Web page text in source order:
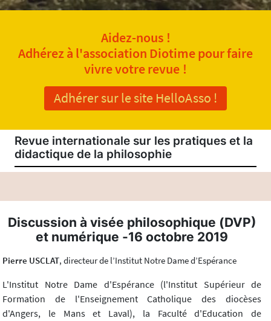
Aidez-nous !
Adhérez à l'association Diotime pour faire
vivre votre revue !
Adhérer sur le site HelloAsso !
Revue internationale sur les pratiques et la
didactique de la philosophie
Discussion à visée philosophique (DVP)
et numérique -16 octobre 2019
Pierre USCLAT, directeur de l’Institut Notre Dame d’Espérance
L'Institut Notre Dame d'Espérance (l'Institut Supérieur de
Formation de l'Enseignement Catholique des diocèses
d'Angers, le Mans et Laval), la Faculté d'Education de